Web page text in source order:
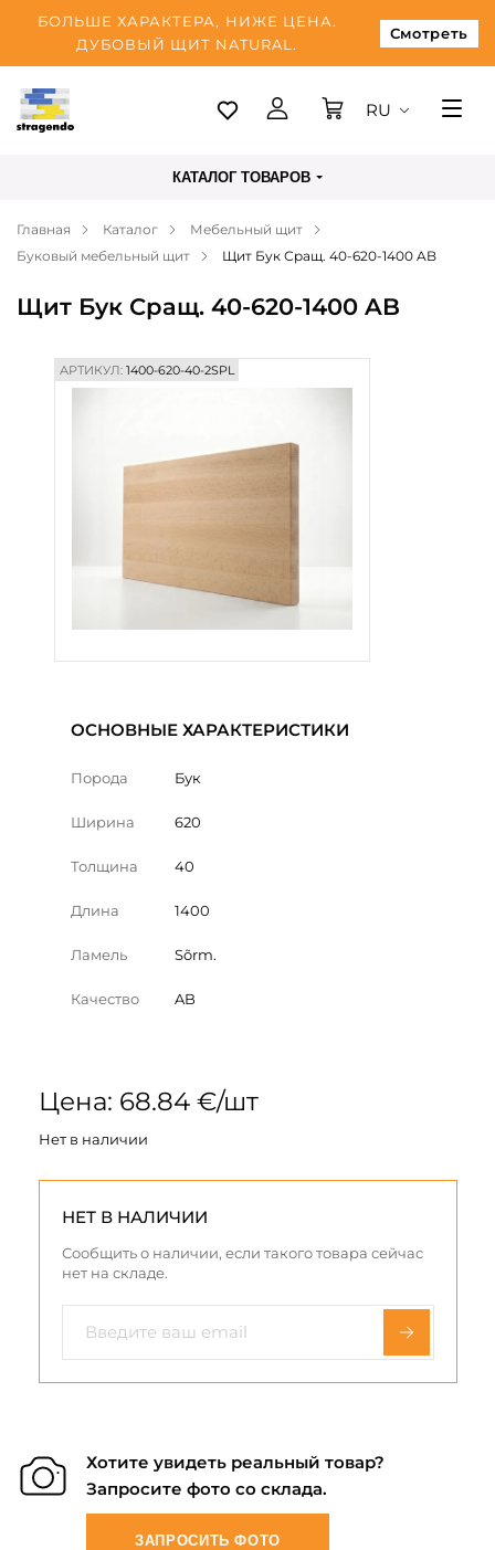
БОЛЬШЕ ХАРАКТЕРА, НИЖЕ ЦЕНА.
ДУБОВЫЙ ЩИТ NATURAL.
Смотреть
Таллинн
Оплата
Блог
Контакты
RU
КАТАЛОГ ТОВАРОВ
Главная Каталог
Мебельный щит
Буковый мебельный щит
Щит Бук Сращ. 40-620-1400 AB
Щит Бук Сращ. 40-620-1400 AB
АРТИКУЛ:1400-620-40-2SPL
ОСНОВНЫЕ ХАРАКТЕРИСТИКИ
Порода Бук
Ширина 620
Толщина 40
Длина 1400
Ламель Sõrm.
Качество AB
Цена: 68.84 €/шт
Нет в наличии
НЕТ В НАЛИЧИИ
Сообщить о наличии, если такого товара сейчас
нет на складе.
Хотите увидеть реальный товар?
Запросите фото со склада.
ЗАПРОСИТЬ ФОТО